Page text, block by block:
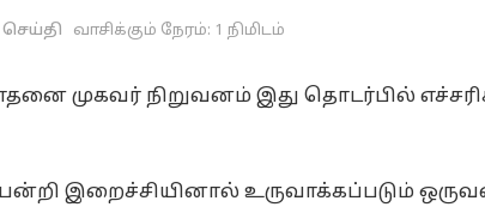
வாசிக்கும் நேரம்: 1 நிமிடம்
முகவர் நிறுவனம் இது தொடர்பில்
இறைச்சியினால் உருவாக்கப்படும்